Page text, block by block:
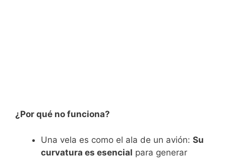
¿Por qué no funciona?
Una vela es como el ala de un avión: Su
curvatura es esencial para generar